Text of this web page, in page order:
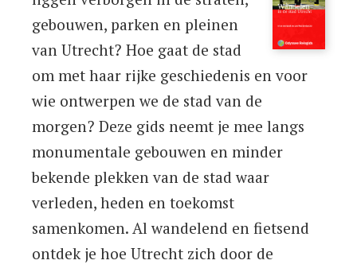
gebouwen, parken en pleinen
van Utrecht? Hoe gaat de stad
om met haar rijke geschiedenis en voor
wie ontwerpen we de stad van de
morgen? Deze gids neemt je mee langs
monumentale gebouwen en minder
bekende plekken van de stad waar
verleden, heden en toekomst
samenkomen. Al wandelend en fietsend
ontdek je hoe Utrecht zich door de